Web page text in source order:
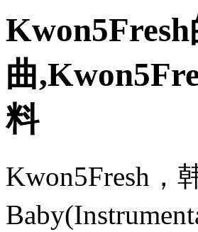
曲
料
Kwon5Fresh，